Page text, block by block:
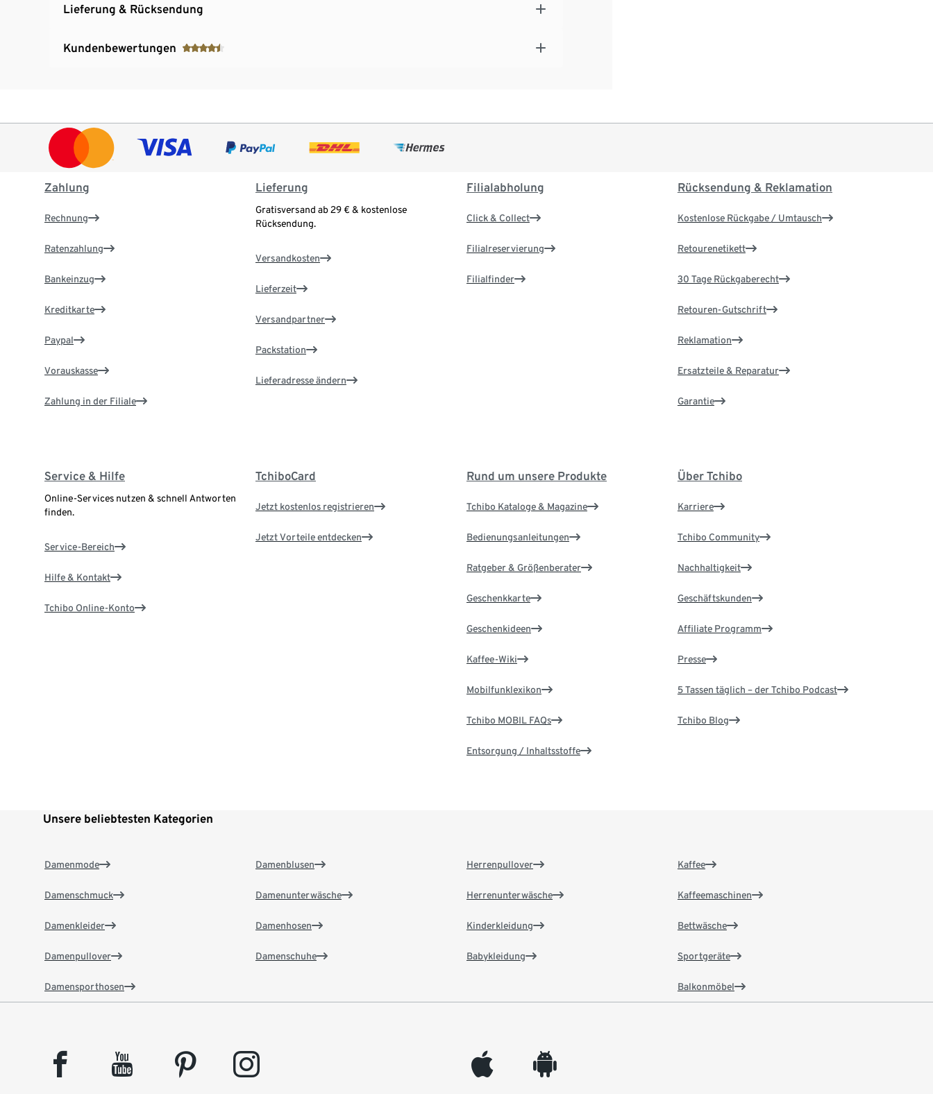
Lieferung & Rücksendung
Kundenbewertungen
Zahlung
Rechnung
Ratenzahlung
Bankeinzug
Kreditkarte
Paypal
Vorauskasse
Zahlung in der Filiale
Lieferung
Gratisversand ab 29 € & kostenlose
Rücksendung.
Versandkosten
Lieferzeit
Versandpartner
Packstation
Lieferadresse ändern
Filialabholung
Click & Collect
Filialreservierung
Filialfinder
Rücksendung & Reklamation
Kostenlose Rückgabe / Umtausch
Retourenetikett
30 Tage Rückgaberecht
Retouren-Gutschrift
Reklamation
Ersatzteile & Reparatur
Garantie
Service & Hilfe
Online-Services nutzen & schnell Antworten
finden.
Service-Bereich
Hilfe & Kontakt
Tchibo Online-Konto
TchiboCard
Jetzt kostenlos registrieren
Jetzt Vorteile entdecken
Rund um unsere Produkte
Tchibo Kataloge & Magazine
Bedienungsanleitungen
Ratgeber & Größenberater
Geschenkkarte
Geschenkideen
Kaffee-Wiki
Mobilfunklexikon
Tchibo MOBIL FAQs
Entsorgung / Inhaltsstoffe
Über Tchibo
Karriere
Tchibo Community
Nachhaltigkeit
Geschäftskunden
Affiliate Programm
Presse
5 Tassen täglich – der Tchibo Podcast
Tchibo Blog
Unsere beliebtesten Kategorien
Damenmode
Damenschmuck
Damenkleider
Damenpullover
Damensporthosen
Damenblusen
Damenunterwäsche
Damenhosen
Damenschuhe
Herrenpullover
Herrenunterwäsche
Kinderkleidung
Babykleidung
Kaffee
Kaffeemaschinen
Bettwäsche
Sportgeräte
Balkonmöbel
facebook youtube pinterest instagram appleinc android